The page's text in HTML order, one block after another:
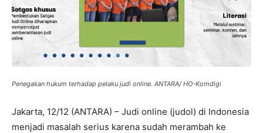
Penegakan hukum terhadap pelaku judi online. ANTARA/ HO-Komdigi
Jakarta, 12/12 (ANTARA) – Judi online (judol) di Indonesia
menjadi masalah serius karena sudah merambah ke